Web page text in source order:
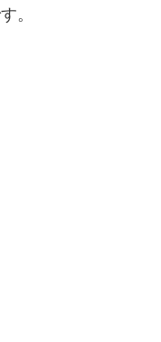
。